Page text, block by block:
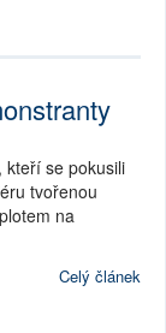
kteří se pokusili
tvořenou
na
Celý článek